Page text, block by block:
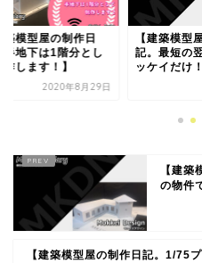
【建築模型屋の制作日
記。最短の翌日発送はモ
ッケイだけ！】
2023年7月1日
【建築
記。
型が必
【建
の物件
【建築模型屋の制作日記。1/75